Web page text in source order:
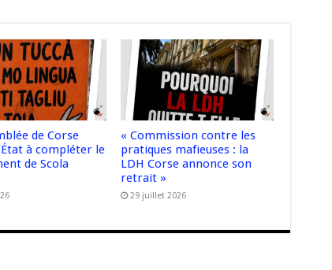
de Corse
à compléter le
de Scola
« Commission contre les
pratiques mafieuses : la
LDH Corse annonce son
retrait »
29 juillet 2026